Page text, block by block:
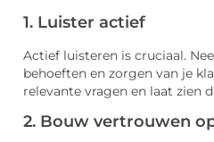
1. Luister actief
Actief luisteren is cruciaal.
behoeften en zorgen van je
relevante vragen en laat zien
2. Bouw vertrouwen